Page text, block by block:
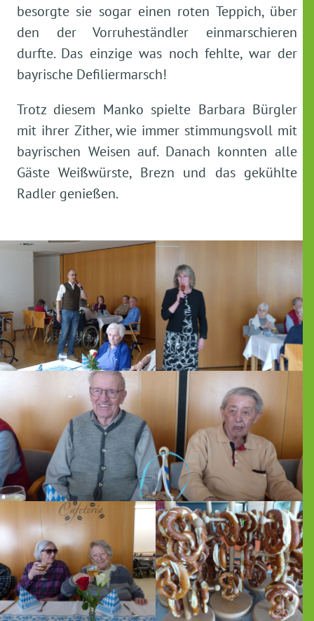
besorgte sie sogar einen roten Teppich, über
den der Vorruheständler einmarschieren
durfte. Das einzige was noch fehlte, war der
bayrische Defiliermarsch!
Trotz diesem Manko spielte Barbara Bürgler
mit ihrer Zither, wie immer stimmungsvoll mit
bayrischen Weisen auf. Danach konnten alle
Gäste Weißwürste, Brezn und das gekühlte
Radler genießen.